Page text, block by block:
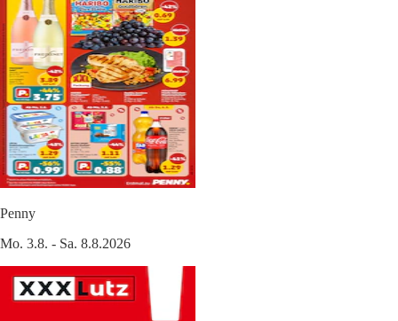
Penny
Mo. 3.8. - Sa. 8.8.2026